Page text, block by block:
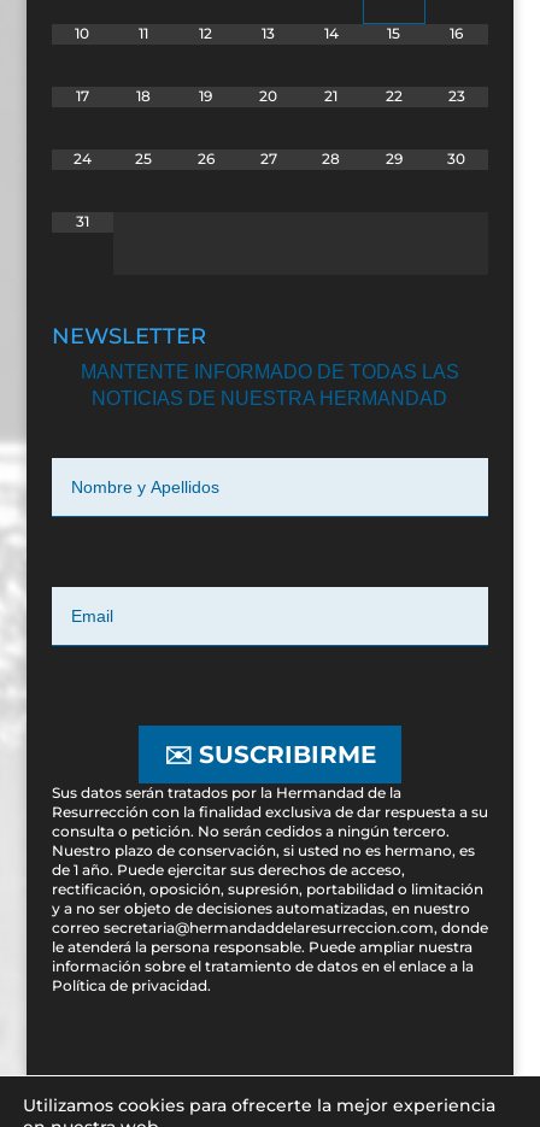
10 11 12 13 14 15 16
17 18 19 20 21 22 23
24 25 26 27 28 29 30
31
NEWSLETTER
MANTENTE INFORMADO DE TODAS LAS
NOTICIAS DE NUESTRA HERMANDAD
✉️ SUSCRIBIRME
Sus datos serán tratados por la Hermandad de la
Resurrección con la finalidad exclusiva de dar respuesta a su
consulta o petición. No serán cedidos a ningún tercero.
Nuestro plazo de conservación, si usted no es hermano, es
de 1 año. Puede ejercitar sus derechos de acceso,
rectificación, oposición, supresión, portabilidad o limitación
y a no ser objeto de decisiones automatizadas, en nuestro
correo secretaria@hermandaddelaresurreccion.com, donde
le atenderá la persona responsable. Puede ampliar nuestra
información sobre el tratamiento de datos en el enlace a la
Política de privacidad.
Utilizamos cookies para ofrecerte la mejor experiencia